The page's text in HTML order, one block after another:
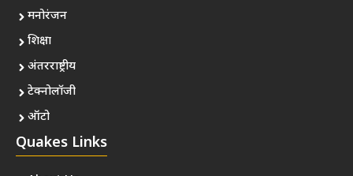
मनोरंजन
शिक्षा
अंतरराष्ट्रीय
टेक्नोलॉजी
ऑटो
Quakes Links